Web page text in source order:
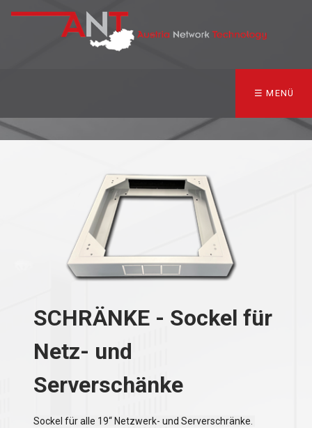
☰ MENÜ
SCHRÄNKE - Sockel für
Netz- und
Serverschänke
Sockel für alle 19“ Netzwerk- und Serverschränke.